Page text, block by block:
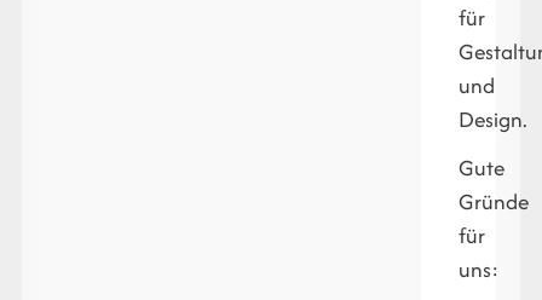
für
und
Design.
Gute
Gründe
für
uns: